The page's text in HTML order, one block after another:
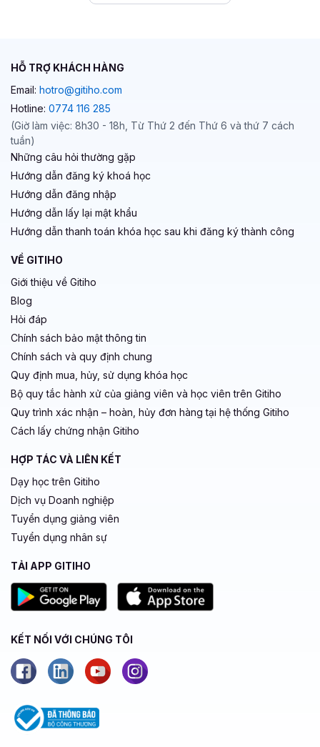
HỖ TRỢ KHÁCH HÀNG
Email: hotro@gitiho.com
Hotline: 0774 116 285
(Giờ làm việc: 8h30 - 18h, Từ Thứ 2 đến Thứ 6 và thứ 7 cách
tuần)
Những câu hỏi thường gặp
Hướng dẫn đăng ký khoá học
Hướng dẫn đăng nhập
Hướng dẫn lấy lại mật khẩu
Hướng dẫn thanh toán khóa học sau khi đăng ký thành công
VỀ GITIHO
Giới thiệu về Gitiho
Blog
Hỏi đáp
Chính sách bảo mật thông tin
Chính sách và quy định chung
Quy định mua, hủy, sử dụng khóa học
Bộ quy tắc hành xử của giảng viên và học viên trên Gitiho
Quy trình xác nhận – hoàn, hủy đơn hàng tại hệ thống Gitiho
Cách lấy chứng nhận Gitiho
HỢP TÁC VÀ LIÊN KẾT
Dạy học trên Gitiho
Dịch vụ Doanh nghiệp
Tuyển dụng giảng viên
Tuyển dụng nhân sự
TẢI APP GITIHO
KẾT NỐI VỚI CHÚNG TÔI